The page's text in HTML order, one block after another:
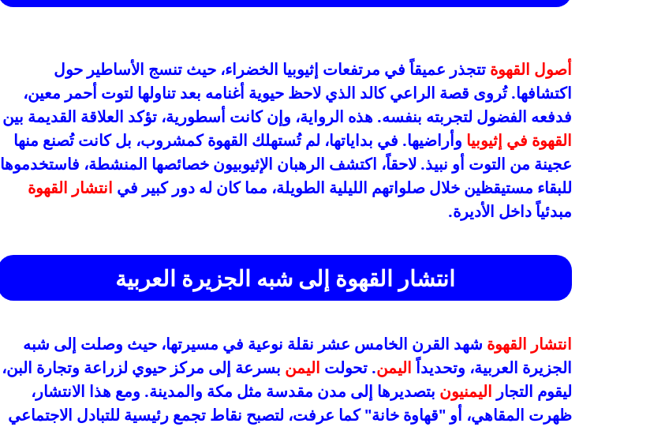
أصول القهوة تتجذر عميقاً في مرتفعات إثيوبيا الخضراء، حيث تنسج الأساطير حول
اكتشافها. تُروى قصة الراعي كالد الذي لاحظ حيوية أغنامه بعد تناولها لتوت أحمر معين،
فدفعه الفضول لتجربته بنفسه. هذه الرواية، وإن كانت أسطورية، تؤكد العلاقة القديمة بين
القهوة في إثيوبيا وأراضيها. في بداياتها، لم تُستهلك القهوة كمشروب، بل كانت تُصنع منها
عجينة من التوت أو نبيذ. لاحقاً، اكتشف الرهبان الإثيوبيون خصائصها المنشطة، فاستخدموها
للبقاء مستيقظين خلال صلواتهم الليلية الطويلة، مما كان له دور كبير في انتشار القهوة
مبدئياً داخل الأديرة.
انتشار القهوة إلى شبه الجزيرة العربية
انتشار القهوة شهد القرن الخامس عشر نقلة نوعية في مسيرتها، حيث وصلت إلى شبه
الجزيرة العربية، وتحديداً اليمن. تحولت اليمن بسرعة إلى مركز حيوي لزراعة وتجارة البن،
ليقوم التجار اليمنيون بتصديرها إلى مدن مقدسة مثل مكة والمدينة. ومع هذا الانتشار،
ظهرت المقاهي، أو "قهاوة خانة" كما عرفت، لتصبح نقاط تجمع رئيسية للتبادل الاجتماعي